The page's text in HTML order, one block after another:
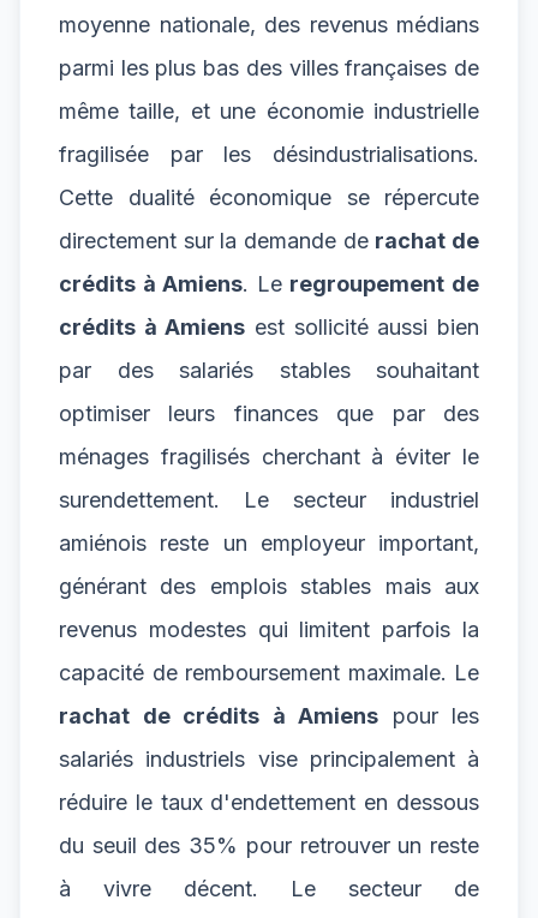
moyenne nationale, des revenus médians
parmi les plus bas des villes françaises de
même taille, et une économie industrielle
fragilisée par les désindustrialisations.
Cette dualité économique se répercute
directement sur la demande de rachat de
crédits à Amiens. Le regroupement de
crédits à Amiens est sollicité aussi bien
par des salariés stables souhaitant
optimiser leurs finances que par des
ménages fragilisés cherchant à éviter le
surendettement. Le secteur industriel
amiénois reste un employeur important,
générant des emplois stables mais aux
revenus modestes qui limitent parfois la
capacité de remboursement maximale. Le
rachat de crédits à Amiens pour les
salariés industriels vise principalement à
réduire le taux d'endettement en dessous
du seuil des 35% pour retrouver un reste
à vivre décent. Le secteur de